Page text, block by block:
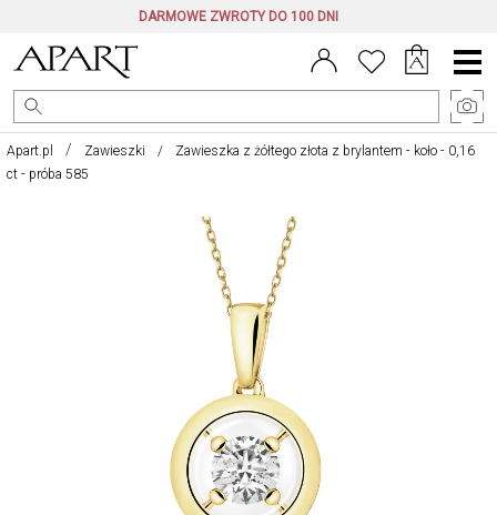
DARMOWE ZWROTY DO 100 DNI
Menu
główne
Apart.pl Zawieszki
Zawieszka z żółtego złota z brylantem - koło - 0,16
ct - próba 585